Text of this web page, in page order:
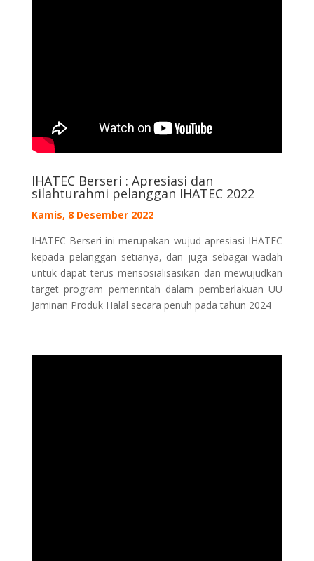
IHATEC Berseri : Apresiasi dan
silahturahmi pelanggan IHATEC 2022
Kamis, 8 Desember 2022
IHATEC Berseri ini merupakan wujud apresiasi IHATEC
kepada pelanggan setianya, dan juga sebagai wadah
untuk dapat terus mensosialisasikan dan mewujudkan
target program pemerintah dalam pemberlakuan UU
Jaminan Produk Halal secara penuh pada tahun 2024